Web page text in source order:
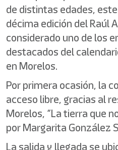
de distintas edades,
décima edición del Raúl
considerado uno de los
destacados del
en Morelos.
Por primera ocasión, la
acceso libre, gracias al
Morelos, “La tierra que
por Margarita González
La salida y llegada se